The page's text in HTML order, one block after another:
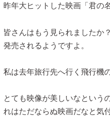
昨年大ヒットした映画「君の
皆さんはもう見られましたか
発売されるようですよ。
私は去年旅行先へ行く飛行機
とても映像が美しいなという
れはただならぬ映画だなと気